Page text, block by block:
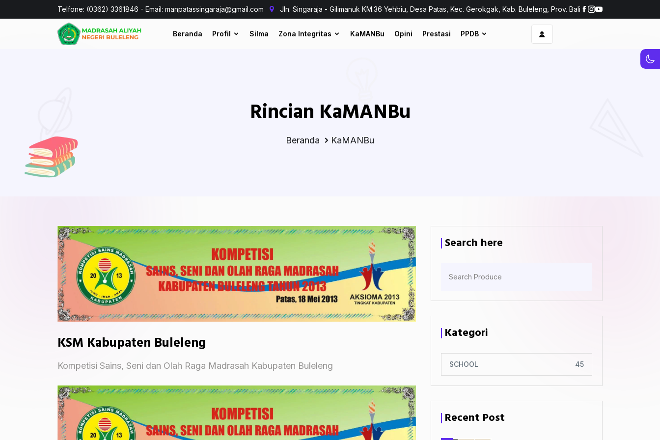
Telfone: (0362) 3361846 - Email: manpatassingaraja@gmail.com Jln. Singaraja - Gilimanuk KM.36 Yehbiu, Desa Patas, Kec. Gerokgak, Kab. Buleleng, Prov. Bali
Beranda Profil Silma Zona Integritas KaMANBu Opini Prestasi PPDB
Rincian KaMANBu
Beranda KaMANBu
KSM Kabupaten Buleleng
Kompetisi Sains, Seni dan Olah Raga Madrasah Kabupaten Buleleng
Search here
Kategori
SCHOOL 45
Recent Post